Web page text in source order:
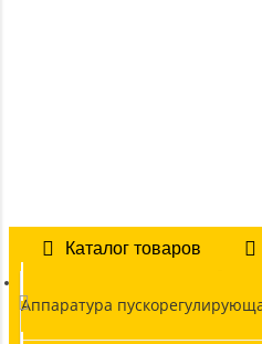
Каталог товаров
Аппаратура